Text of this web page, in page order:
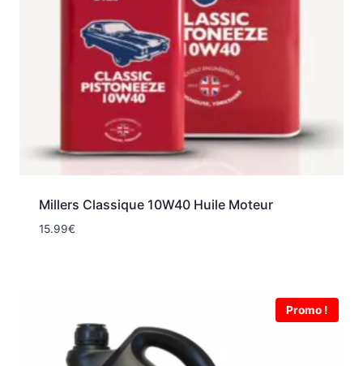
Millers Classique 10W40 Huile Moteur
15.99€
Promo !